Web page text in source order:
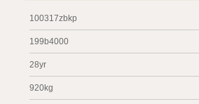
100317zbkp
199b4000
28yr
920kg